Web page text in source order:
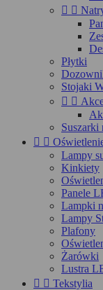
 
Płytki
Stojaki
 
Suszarki
 
Lampy
Kinkiety
Panele
Lampki
Lampy
Plafony
Żarówki
Lustra
  Tekstylia